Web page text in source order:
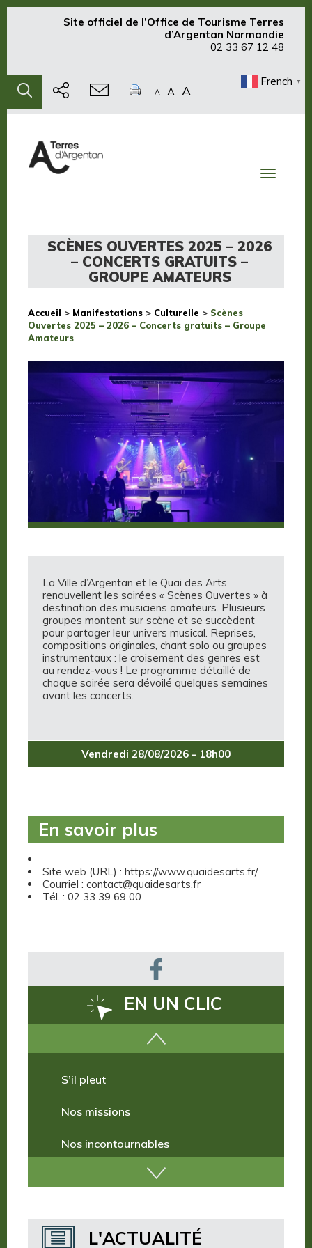
Site officiel de l’Office de Tourisme Terres
d’Argentan Normandie
02 33 67 12 48
A A A
French ▼
Toggle
SCÈNES OUVERTES 2025 – 2026
– CONCERTS GRATUITS –
GROUPE AMATEURS
Accueil > Manifestations > Culturelle > Scènes
Ouvertes 2025 – 2026 – Concerts gratuits – Groupe
Amateurs
La Ville d’Argentan et le Quai des Arts
renouvellent les soirées « Scènes Ouvertes » à
destination des musiciens amateurs. Plusieurs
groupes montent sur scène et se succèdent
pour partager leur univers musical. Reprises,
compositions originales, chant solo ou groupes
instrumentaux : le croisement des genres est
au rendez-vous ! Le programme détaillé de
chaque soirée sera dévoilé quelques semaines
avant les concerts.
Vendredi 28/08/2026 - 18h00
En savoir plus
Site web (URL) : https://www.quaidesarts.fr/
Courriel : contact@quaidesarts.fr
Tél. : 02 33 39 69 00
EN UN CLIC
Nos incontournables
Où dormir ?
L'ACTUALITÉ